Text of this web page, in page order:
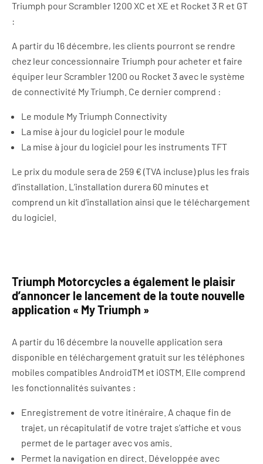
Triumph pour Scrambler 1200 XC et XE et Rocket 3 R et GT
:
A partir du 16 décembre, les clients pourront se rendre
chez leur concessionnaire Triumph pour acheter et faire
équiper leur Scrambler 1200 ou Rocket 3 avec le système
de connectivité My Triumph. Ce dernier comprend :
Le module My Triumph Connectivity
La mise à jour du logiciel pour le module
La mise à jour du logiciel pour les instruments TFT
Le prix du module sera de 259 € (TVA incluse) plus les frais
d’installation. L’installation durera 60 minutes et
comprend un kit d’installation ainsi que le téléchargement
du logiciel.
Triumph Motorcycles a également le plaisir
d’annoncer le lancement de la toute nouvelle
application « My Triumph »
A partir du 16 décembre la nouvelle application sera
disponible en téléchargement gratuit sur les téléphones
mobiles compatibles AndroidTM et iOSTM. Elle comprend
les fonctionnalités suivantes :
Enregistrement de votre itinéraire. A chaque fin de
trajet, un récapitulatif de votre trajet s’affiche et vous
permet de le partager avec vos amis.
Permet la navigation en direct. Développée avec